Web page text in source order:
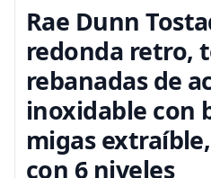
Rae Dunn
redonda retro,
rebanadas de
inoxidable con
migas
con 6 niveles